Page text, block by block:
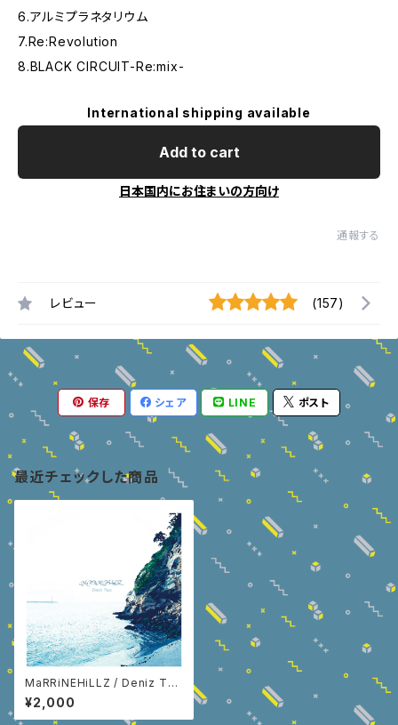
6.アルミプラネタリウム
7.Re:Revolution
8.BLACK CIRCUIT-Re:mix-
International shipping available
Add to cart
日本国内にお住まいの方向け
通報する
レビュー (157)
保存 シェア LINE ポスト
最近チェックした商品
MaRRiNEHiLLZ / Deniz Tep
e
¥2,000